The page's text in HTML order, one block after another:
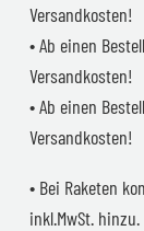
Versandkosten!
• Ab einen
Versandkosten!
• Ab einen
Versandkosten!
• Bei Raketen
inkl.MwSt. hinzu.